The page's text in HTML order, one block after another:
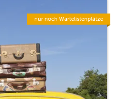
nur noch Wartelistenplätze